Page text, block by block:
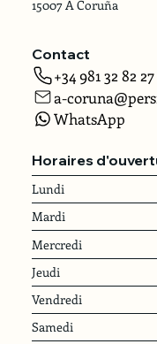
15007 A Coruña
Contact
+34 981 32 82 27
a-
WhatsApp
Horaires
Lundi
Mardi
Mercredi
Jeudi
Vendredi
Samedi